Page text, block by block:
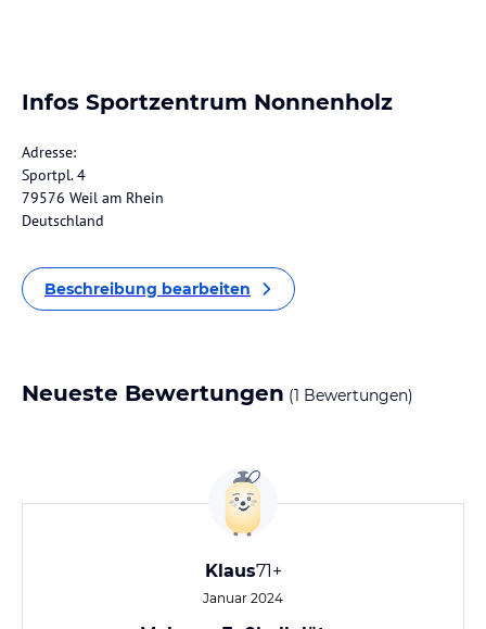
Infos Sportzentrum Nonnenholz
Adresse:
Sportpl. 4
79576 Weil am Rhein
Deutschland
Beschreibung bearbeiten
Neueste Bewertungen (1 Bewertungen)
Klaus71+
Januar 2024